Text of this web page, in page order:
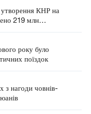
утворення КНР на
219 млн
року було
поїздок
з нагоди човнів-